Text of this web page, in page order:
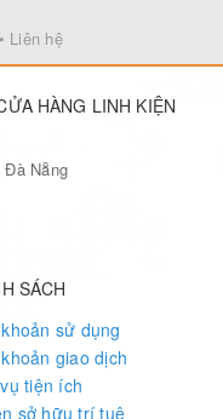
• Liên hệ
HÀNG LINH KIỆN
Đà Nẵng
SÁCH
sử dụng
giao dịch
tiện ích
sở hữu trí tuệ